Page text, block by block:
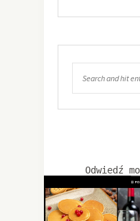
Odwiedź